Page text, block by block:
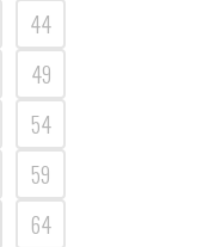
44
49
54
59
64